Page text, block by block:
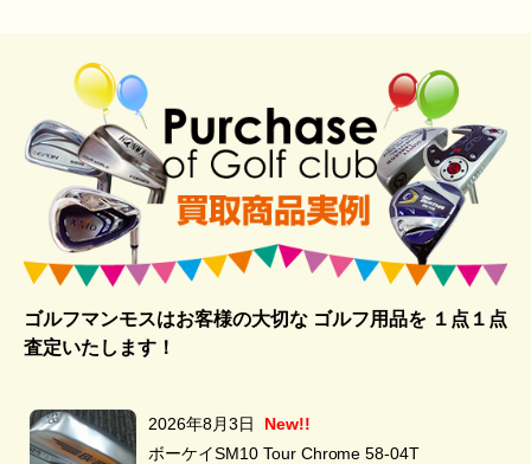
ゴルフマンモスはお客様の大切な ゴルフ用品を１点１点
査定いたします！
2026年8月3日
New!!
ボーケイSM10 Tour Chrome 58-04T